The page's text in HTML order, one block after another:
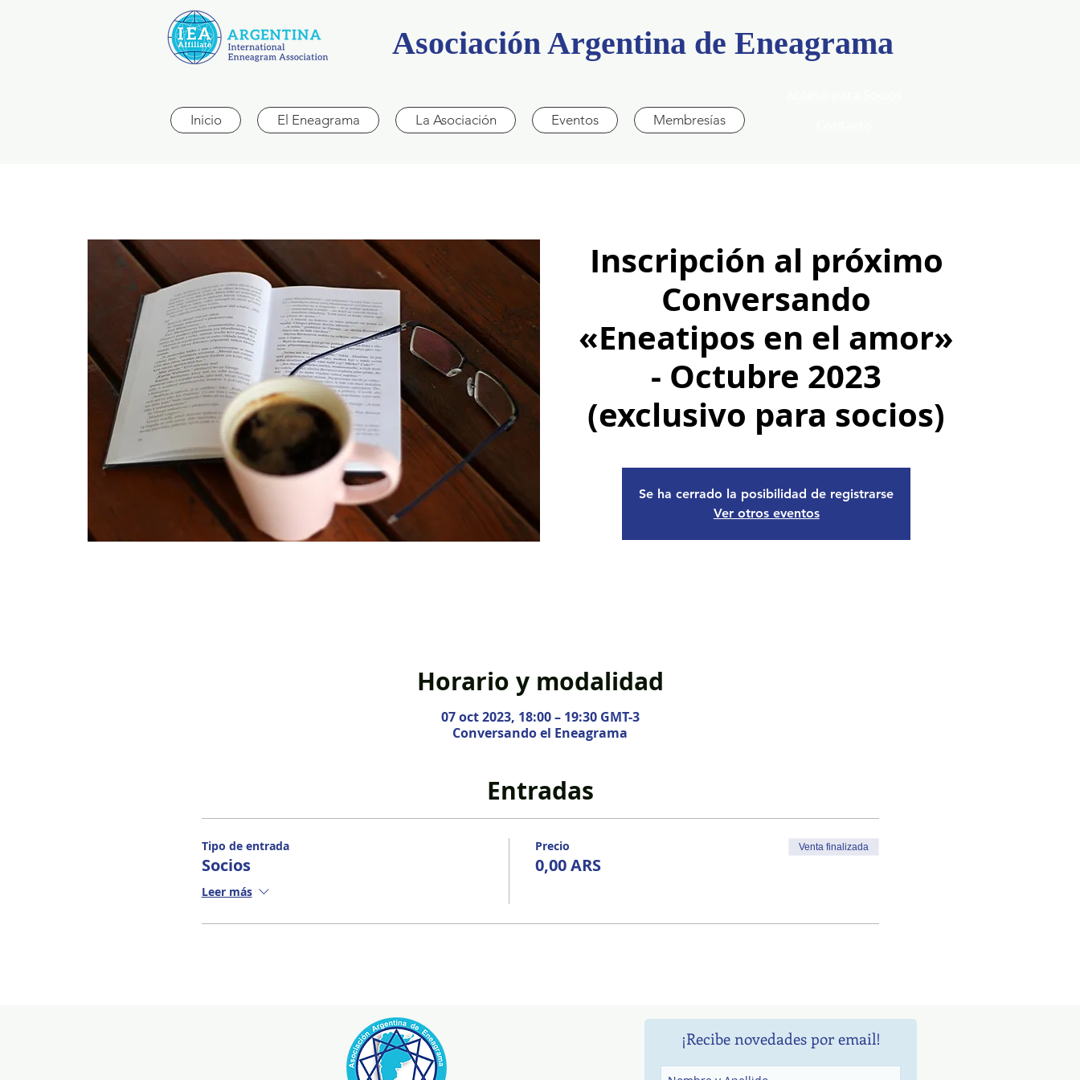
Asociación Argentina de Eneagrama
Inicio El Eneagrama La Asociación Eventos Membresías
Inscripción al próximo
Conversando
«Eneatipos en el amor»
- Octubre 2023
(exclusivo para socios)
Se ha cerrado la posibilidad de registrarse
Ver otros eventos
Horario y modalidad
07 oct 2023, 18:00 – 19:30 GMT-3
Conversando el Eneagrama
Entradas
Tipo de entrada
Socios
Leer más
Precio
0,00 ARS
Venta finalizada
¡Recibe novedades por email!